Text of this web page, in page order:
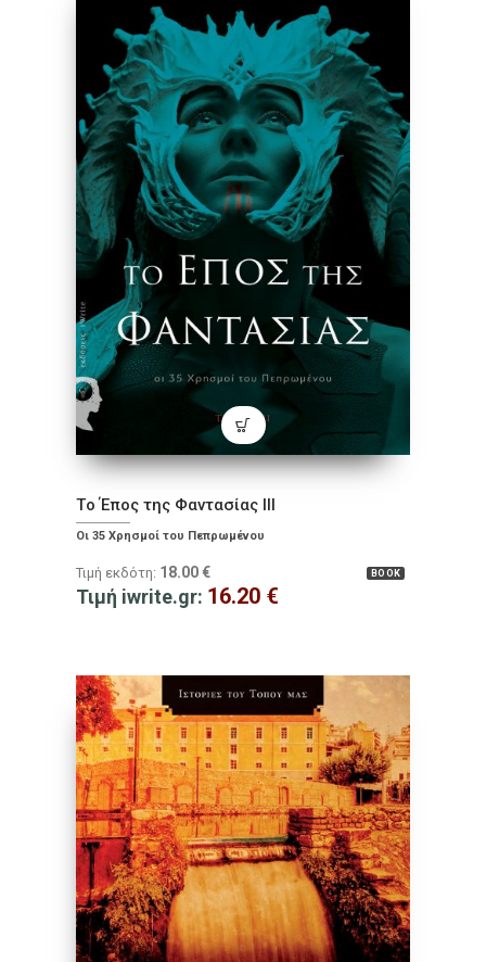
Tο Έπος της Φαντασίας III
Οι 35 Χρησμοί του Πεπρωμένου
BOOK
Τιμή εκδότη: 18.00 €
Τιμή iwrite.gr: 16.20 €